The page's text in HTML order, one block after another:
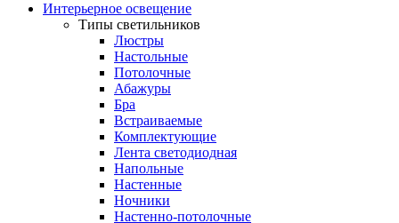
Интерьерное освещение
Типы светильников
Люстры
Настольные
Потолочные
Абажуры
Бра
Встраиваемые
Комплектующие
Лента светодиодная
Напольные
Настенные
Ночники
Настенно-потолочные